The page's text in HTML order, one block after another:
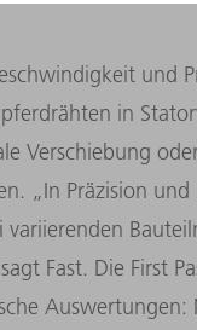
und
in
Verschiebung
„In Präzision
Fast. Die First
Auswertungen: